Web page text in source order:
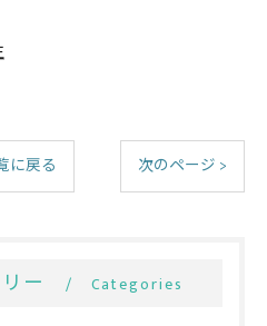
に戻る 次のページ >
ー Categories